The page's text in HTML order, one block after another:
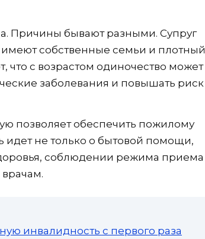
Причины бывают разными. Супруг
имеют собственные семьи и плотный
с возрастом одиночество может
заболевания и повышать риск
позволяет обеспечить пожилому
идет не только о бытовой помощи,
соблюдении режима приема
инвалидность с первого раза